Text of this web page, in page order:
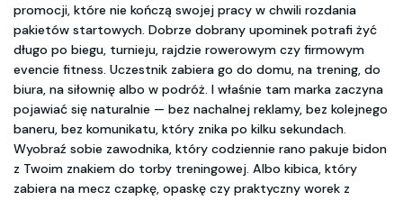
promocji, które nie kończą swojej pracy w chwili rozdania
pakietów startowych. Dobrze dobrany upominek potrafi żyć
długo po biegu, turnieju, rajdzie rowerowym czy firmowym
evencie fitness. Uczestnik zabiera go do domu, na trening, do
biura, na siłownię albo w podróż. I właśnie tam marka zaczyna
pojawiać się naturalnie — bez nachalnej reklamy, bez kolejnego
baneru, bez komunikatu, który znika po kilku sekundach.
Wyobraź sobie zawodnika, który codziennie rano pakuje bidon
z Twoim znakiem do torby treningowej. Albo kibica, który
zabiera na mecz czapkę, opaskę czy praktyczny worek z